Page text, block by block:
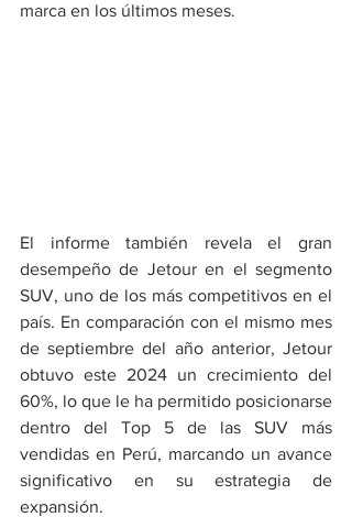
marca en los últimos meses.
El informe también revela el gran
desempeño de Jetour en el segmento
SUV, uno de los más competitivos en el
país. En comparación con el mismo mes
de septiembre del año anterior, Jetour
obtuvo este 2024 un crecimiento del
60%, lo que le ha permitido posicionarse
dentro del Top 5 de las SUV más
vendidas en Perú, marcando un avance
significativo en su estrategia de
expansión.